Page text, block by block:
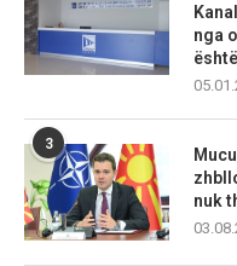
nga
3
nuk